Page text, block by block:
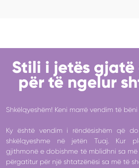
Stili i jetës
për të ngelur
Shkëlqyeshëm! Keni marrë vendim të bëni
Ky është vendim i rëndësishëm që
shkëlqyeshme në jetën Tuaj. Kur
gjithmonë e dobishme të mblidhni sa më
përgatitur për një shtatzënësi sa më të